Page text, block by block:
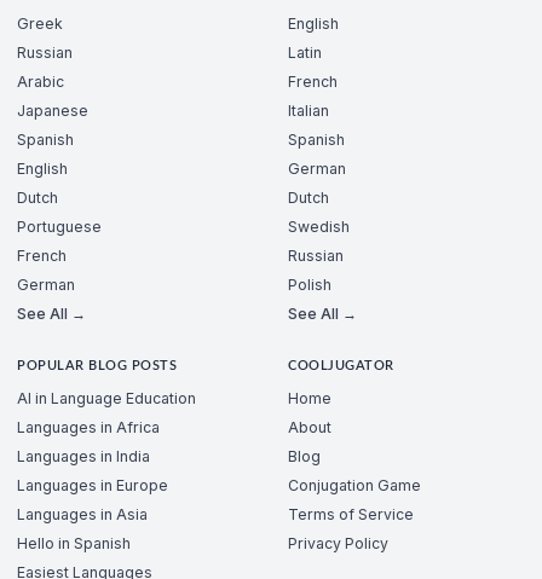
Greek
Russian
Arabic
Japanese
Spanish
English
Dutch
Portuguese
French
German
See All →
English
Latin
French
Italian
Spanish
German
Dutch
Swedish
Russian
Polish
See All →
POPULAR BLOG POSTS
AI in Language Education
Languages in Africa
Languages in India
Languages in Europe
Languages in Asia
Hello in Spanish
Easiest Languages
COOLJUGATOR
Home
About
Blog
Conjugation Game
Terms of Service
Privacy Policy